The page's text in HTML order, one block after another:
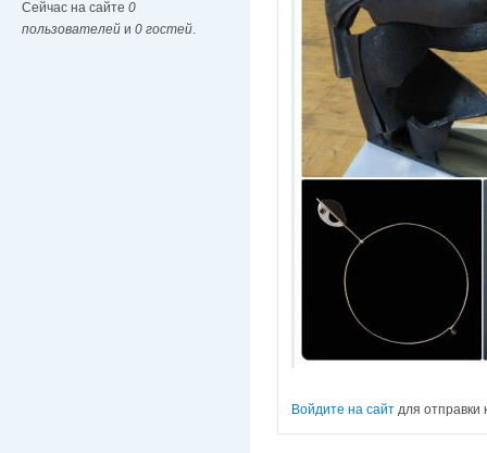
Сейчас на сайте 0
пользователей и 0 гостей
Войдите на сайт для отправки